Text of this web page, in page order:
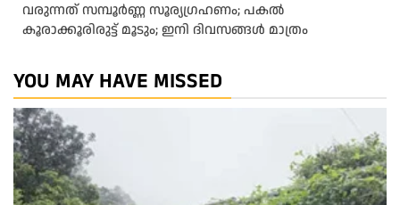
വരുന്നത് സമ്പൂർണ്ണ സൂര്യഗ്രഹണം; പകല്‍
കൂരാക്കൂരിരുട്ട് മൂടും; ഇനി ദിവസങ്ങള്‍ മാത്രം
YOU MAY HAVE MISSED